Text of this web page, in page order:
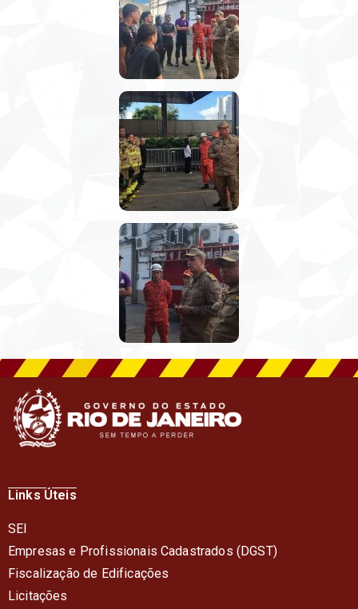
Links Úteis
SEI
Empresas e Profissionais Cadastrados (DGST)
Fiscalização de Edificações
Licitações